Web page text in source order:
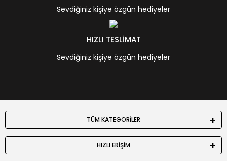
Sevdiğiniz kişiye özgün hediyeler
HIZLI TESLİMAT
Sevdiğiniz kişiye özgün hediyeler
TÜM KATEGORİLER
HIZLI ERİŞİM